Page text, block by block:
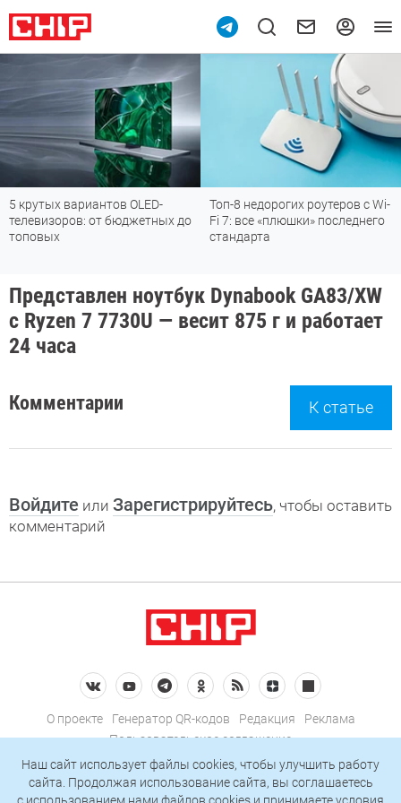
5 крутых вариантов OLED-
телевизоров: от бюджетных до
топовых
Топ-8 недорогих роутеров с Wi-
Fi 7: все «плюшки» последнего
стандарта
Представлен ноутбук Dynabook GA83/XW
с Ryzen 7 7730U — весит 875 г и работает
24 часа
Комментарии К статье
Войдите или Зарегистрируйтесь, чтобы оставить
комментарий
О проекте Генератор QR-кодов Редакция
Реклама
Пользовательское соглашение
Политика конфиденциальности
Подписаться на рассылку
Наш сайт использует файлы cookies, чтобы улучшить работу
сайта. Продолжая использование сайта, вы соглашаетесь